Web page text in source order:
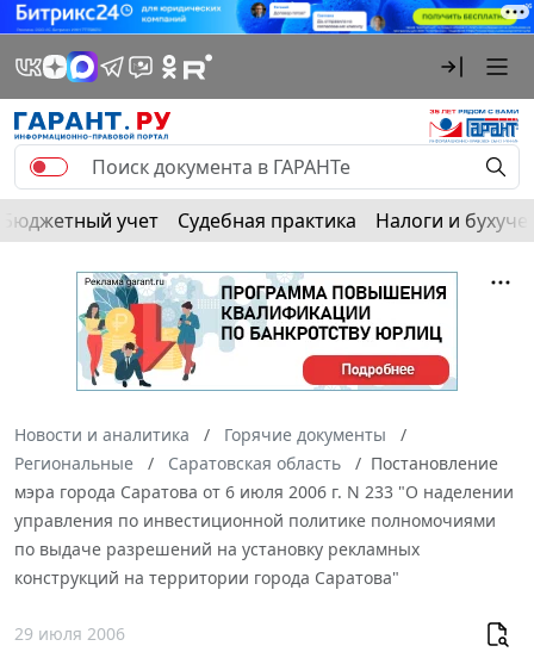
Бюджетный учет Судебная практика Налоги и
Новости и аналитика
Горячие документы
Региональные
Саратовская область
Постановление
мэра города Саратова от 6 июля 2006 г. N 233 "О наделении
управления по инвестиционной политике полномочиями
по выдаче разрешений на установку рекламных
конструкций на территории города Саратова"
29 июля 2006